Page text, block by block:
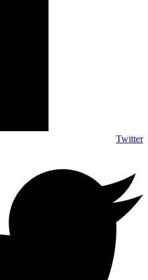
Twitter